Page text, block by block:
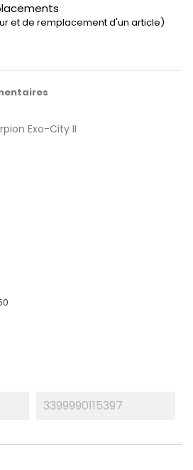
et de remplacement d'un article)
Exo-City II
3399990115397